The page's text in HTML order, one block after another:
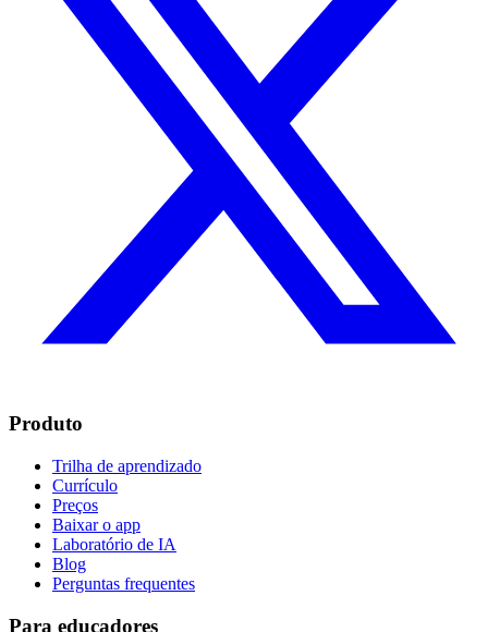
Produto
Trilha de aprendizado
Currículo
Preços
Baixar o app
Laboratório de IA
Blog
Perguntas frequentes
Para educadores